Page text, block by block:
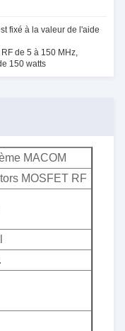
fixé à la valeur de l'aide
de 5 à 150 MHz,
150 watts
MACOM
MOSFET RF